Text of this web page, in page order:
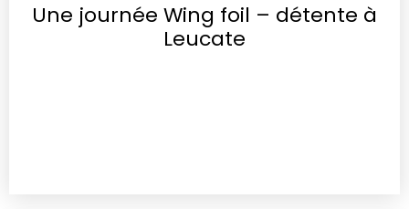
Une journée Wing foil – détente à
Leucate